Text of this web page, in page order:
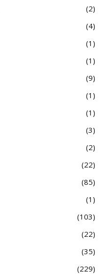
2
4
1
1
9
1
1
3
2
22
85
1
103
22
35
229